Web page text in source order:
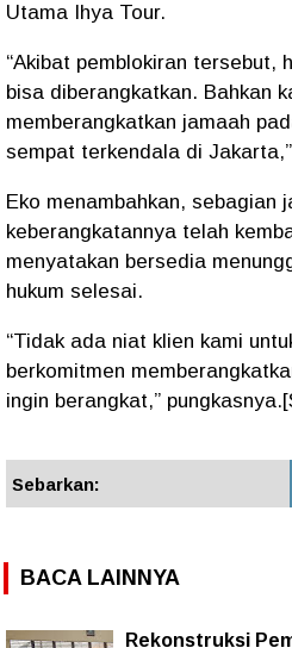
Utama Ihya Tour.
“Akibat pemblokiran tersebut,
bisa diberangkatkan. Bahkan
memberangkatkan jamaah
sempat terkendala di
Eko menambahkan, sebagian
keberangkatannya telah
menyatakan bersedia
hukum selesai.
“Tidak ada niat klien kami
berkomitmen
ingin berangkat,”
Sebarkan:
BACA LAINNYA
Rekonstruksi